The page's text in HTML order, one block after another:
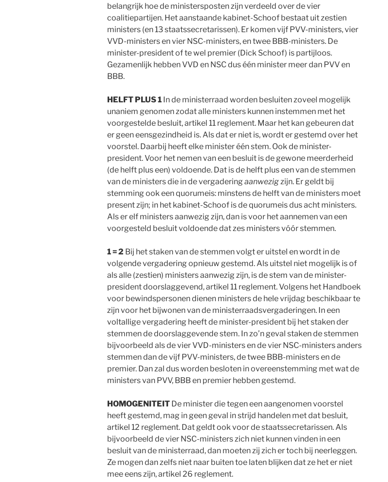
belangrijk hoe de ministersposten zijn verdeeld over de vier
coalitiepartijen. Het aanstaande kabinet-Schoof bestaat uit zestien
ministers (en 13 staatssecretarissen). Er komen vijf PVV-ministers, vier
VVD-ministers en vier NSC-ministers, en twee BBB-ministers. De
minister-president of te wel premier (Dick Schoof) is partijloos.
Gezamenlijk hebben VVD en NSC dus één minister meer dan PVV en
BBB.
HELFT PLUS 1 In de ministerraad worden besluiten zoveel mogelijk
unaniem genomen zodat alle ministers kunnen instemmen met het
voorgestelde besluit, artikel 11 reglement. Maar het kan gebeuren dat
er geen eensgezindheid is. Als dat er niet is, wordt er gestemd over het
voorstel. Daarbij heeft elke minister één stem. Ook de minister-
president. Voor het nemen van een besluit is de gewone meerderheid
(de helft plus een) voldoende. Dat is de helft plus een van de stemmen
van de ministers die in de vergadering aanwezigzijn. Er geldt bij
stemming ook een quorumeis: minstens de helft van de ministers moet
present zijn; in het kabinet-Schoof is de quorumeis dus acht ministers.
Als er elf ministers aanwezig zijn, dan is voor het aannemen van een
voorgesteld besluit voldoende dat zes ministers vóór stemmen.
1 = 2 Bij het staken van de stemmen volgt er uitstel en wordt in de
volgende vergadering opnieuw gestemd. Als uitstel niet mogelijk is of
als alle (zestien) ministers aanwezig zijn, is de stem van de minister-
president doorslaggevend, artikel 11 reglement. Volgens het Handboek
voor bewindspersonen dienen ministers de hele vrijdag beschikbaar te
zijn voor het bijwonen van de ministerraadsvergaderingen. In een
voltallige vergadering heeft de minister-president bij het staken der
stemmen de doorslaggevende stem. In zo’n geval staken de stemmen
bijvoorbeeld als de vier VVD-ministers en de vier NSC-ministers anders
stemmen dan de vijf PVV-ministers, de twee BBB-ministers en de
premier. Dan zal dus worden besloten in overeenstemming met wat de
ministers van PVV, BBB en premier hebben gestemd.
HOMOGENITEIT De minister die tegen een aangenomen voorstel
heeft gestemd, mag in geen geval in strijd handelen met dat besluit,
artikel 12 reglement. Dat geldt ook voor de staatssecretarissen. Als
bijvoorbeeld de vier NSC-ministers zich niet kunnen vinden in een
besluit van de ministerraad, dan moeten zij zich er toch bij neerleggen.
Ze mogen dan zelfs niet naar buiten toe laten blijken dat ze het er niet
mee eens zijn, artikel 26 reglement.